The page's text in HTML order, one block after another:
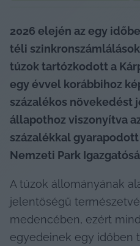
2026 elején az egy
téli
túzok tartózkodott a
egy évvel korábbihoz
százalékos növekedést
állapothoz viszonyítva
százalékkal
Nemzeti Park
A túzok állományának
jelentőségű
medencében, ezért
egyedeinek egy időben